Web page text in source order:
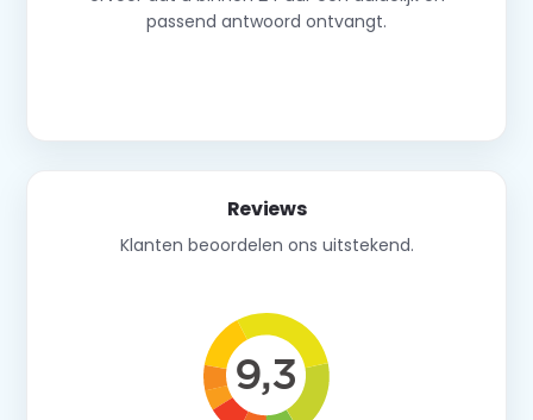
passend antwoord ontvangt.
Reviews
Klanten beoordelen ons uitstekend.